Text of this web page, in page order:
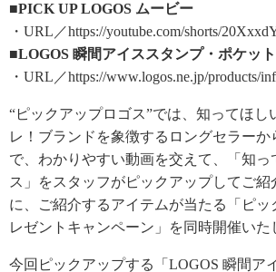
■PICK UP LOGOS ムービー
・URL／https://youtube.com/shorts/
■LOGOS 瞬間アイススタンプ・ポケット
・URL／https://www.logos.ne.jp/products/
“ピックアップロゴス”では、知ってほし
レ！ブランドを象徴するロングセラーか
で、わかりやすい動画を交えて、「知っ
ス」をスタッフがピックアップしてご紹
に、ご紹介するアイテムが当たる「ピッ
レゼントキャンペーン」を同時開催いた
今回ピックアップする「LOGOS 瞬間ア